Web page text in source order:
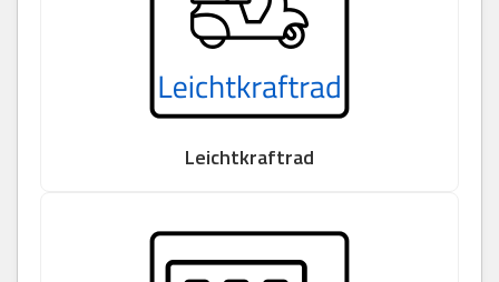
Leichtkraftrad